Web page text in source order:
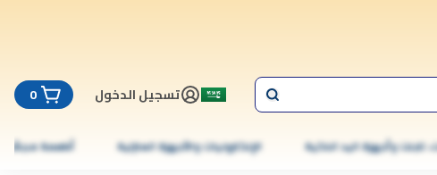
تسجيل الدخول 0
تابلت وأجهزة اليد الذكية الإلكترونيات والأجهزة المنزلية أطعمة مجمّدة